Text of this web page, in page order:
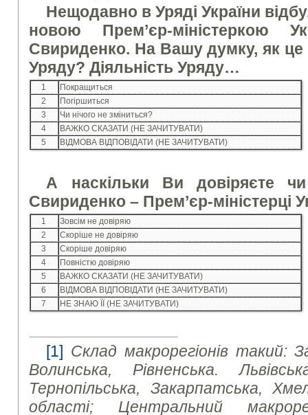
Нещодавно в Уряді України
новою Прем’єр-міністеркою
Свириденко. На Вашу думку, як це
Уряду? Діяльність Уряду…
1
Покращиться
2
Погіршиться
3
Чи нічого не зміниться?
4
ВАЖКО СКАЗАТИ (НЕ ЗАЧИТУВАТИ)
5
ВІДМОВА ВІДПОВІДАТИ (НЕ ЗАЧИТУВАТИ)
А наскільки Ви довіряєте
Свириденко – Прем’єр-міністерці
1
Зовсім не довіряю
2
Скоріше не довіряю
3
Скоріше довіряю
4
Повністю довіряю
5
ВАЖКО СКАЗАТИ (НЕ ЗАЧИТУВАТИ)
6
ВІДМОВА ВІДПОВІДАТИ (НЕ ЗАЧИТУВАТИ)
7
НЕ ЗНАЮ ЇЇ (НЕ ЗАЧИТУВАТИ)
[1] Склад макрорегіонів такий:
Волинська, Рівненська.
Тернопільська, Закарпатська,
області; Центральний